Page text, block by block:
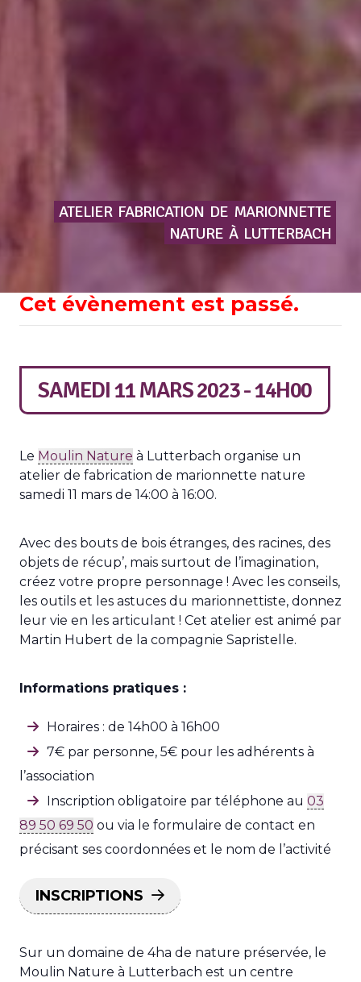
ATELIER FABRICATION DE MARIONNETTE
NATURE À LUTTERBACH
Cet évènement est passé.
SAMEDI 11 MARS 2023 - 14H00
Le Moulin Nature à Lutterbach organise un
atelier de fabrication de marionnette nature
samedi 11 mars de 14:00 à 16:00.
Avec des bouts de bois étranges, des racines, des
objets de récup’, mais surtout de l’imagination,
créez votre propre personnage ! Avec les conseils,
les outils et les astuces du marionnettiste, donnez
leur vie en les articulant ! Cet atelier est animé par
Martin Hubert de la compagnie Sapristelle.
Informations pratiques :
Horaires : de 14h00 à 16h00
7€ par personne, 5€ pour les adhérents à
l’association
Inscription obligatoire par téléphone au 03
89 50 69 50 ou via le formulaire de contact en
précisant ses coordonnées et le nom de l’activité
INSCRIPTIONS
Sur un domaine de 4ha de nature préservée, le
Moulin Nature à Lutterbach est un centre